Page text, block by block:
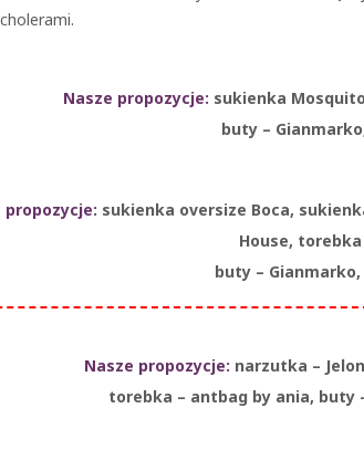
Nasze propozycje: sukienka
buty –
propozycje: sukienka oversize Boca,
House,
buty –
Nasze propozycje: narzutka –
torebka – antbag by ania, buty